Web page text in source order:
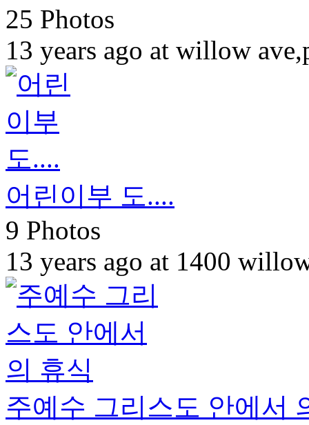
25 Photos
13 years ago at willow
어린이부 도....
9 Photos
13 years ago at 1400
주예수 그리스도 안에서